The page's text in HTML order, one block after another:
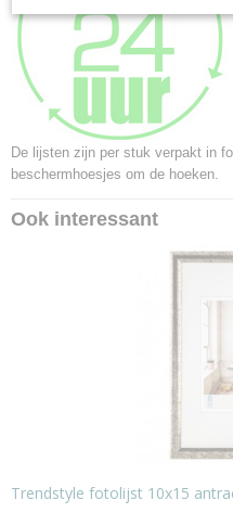
De lijsten zijn per stuk verpakt in
beschermhoesjes om de hoeken.
Ook interessant
Trendstyle fotolijst 10x15